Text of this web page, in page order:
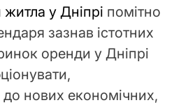
у Дніпрі помітно
зазнав істотних
оренди у Дніпрі
нових економічних,